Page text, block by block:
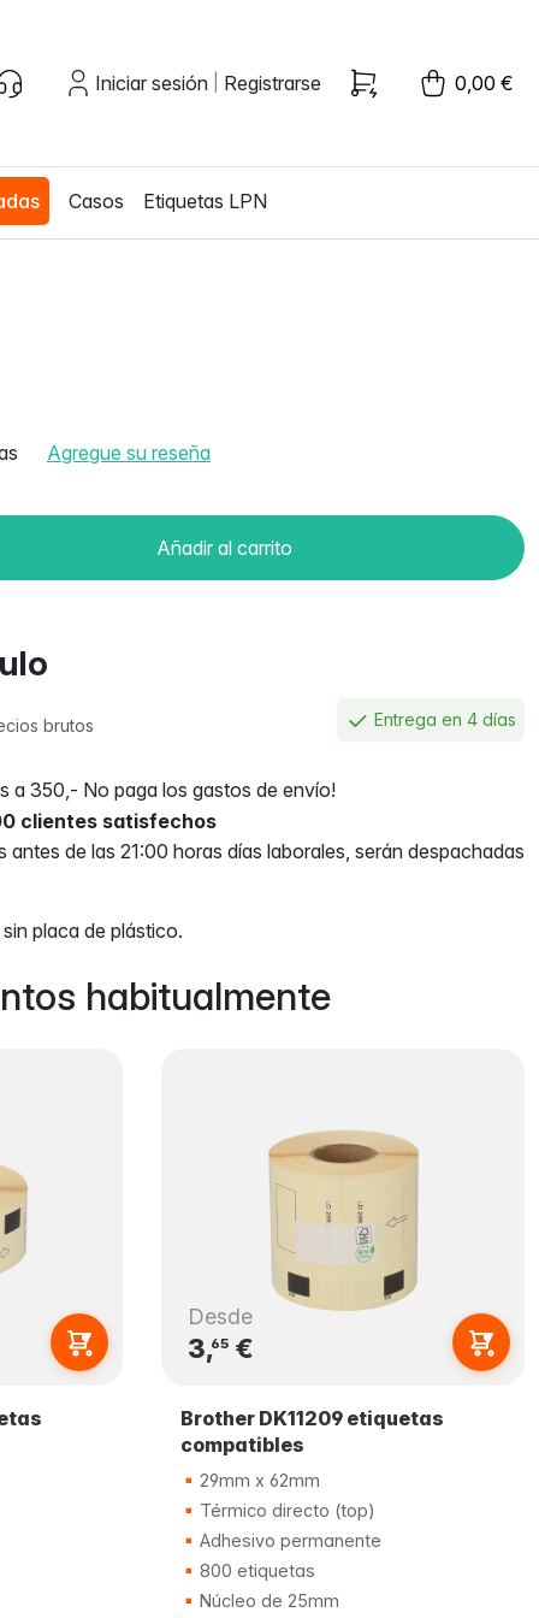
Iniciar sesión Registrarse 0,00 €
Casos Etiquetas LPN
Agregue su reseña
Añadir al carrito
brutos Entrega en 4 días
a 350,- No paga los gastos de envío!
clientes satisfechos
de las 21:00 horas días laborales, serán despachadas
placa de plástico.
habitualmente
Desde
3,65€
Brother DK11209 etiquetas
compatibles
29mm x 62mm
Térmico directo (top)
Adhesivo permanente
800 etiquetas
Núcleo de 25mm